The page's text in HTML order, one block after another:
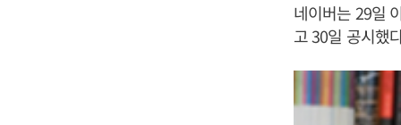
네이버는 29일
고 30일 공시했